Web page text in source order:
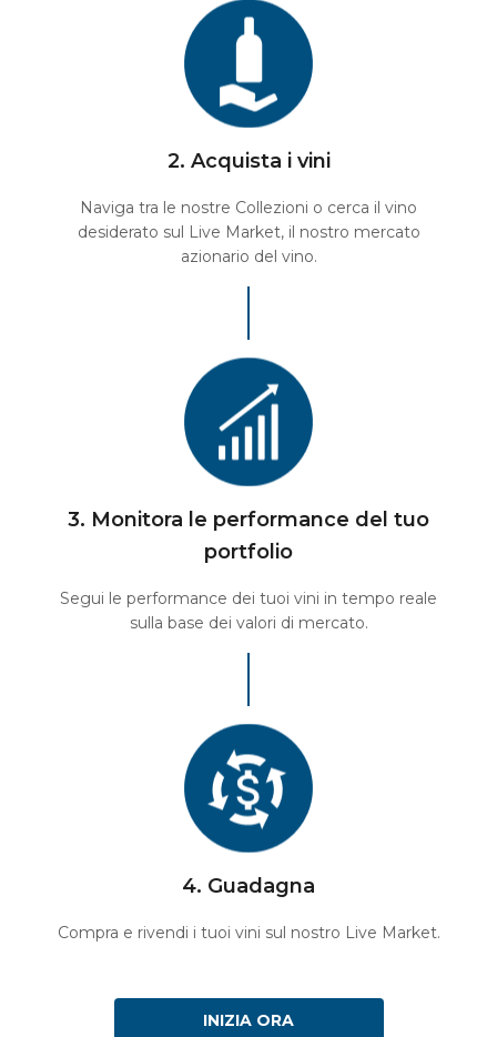
2. Acquista i vini
Naviga tra le nostre Collezioni o cerca il vino
desiderato sul Live Market, il nostro mercato
azionario del vino.
3. Monitora le performance del tuo
portfolio
Segui le performance dei tuoi vini in tempo reale
sulla base dei valori di mercato.
4. Guadagna
Compra e rivendi i tuoi vini sul nostro Live Market.
INIZIA ORA